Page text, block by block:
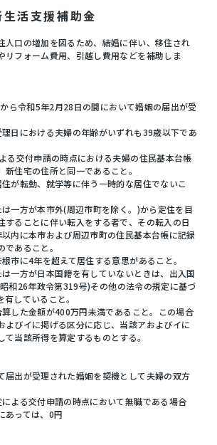
活支援補助金
人口の増加を図るため、結婚に伴い、移住され
リフォーム費用、引越し費用などを補助しま
ら令和5年2月28日の間において婚姻の届出が受
理日における夫婦の年齢がいずれも39歳以下であ
る交付申請の時点における夫婦の住民基本台帳
住宅の住所と同一であること。
住が転勤、就学等に伴う一時的な居住でないこ
は一方が本市外(周辺市町を除く。)から定住を目
することに伴い転入をする者で、その転入の日
内に本市および周辺市町の住民基本台帳に記録
あること。
市に4年を超えて居住する意思があること。
は一方が日本国籍を有していないときは、出入国
和26年政令第319号)その他の法令の規定に基づ
していること。
算した金額が400万円未満であること。この場合
よびイに掲げる区分に応じ、当該アおよびイに
当該所得を算定するものとする。
届出が受理された婚姻を契機として夫婦の双方
よる交付申請の時点において無職である場合
あっては、0円